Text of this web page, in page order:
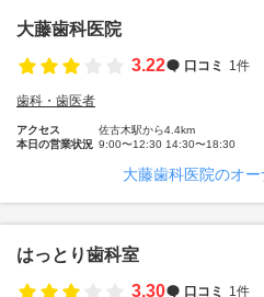
大藤歯科医院
3.22
口コミ 1件
歯科・歯医者
アクセス
佐古木駅から4.4km
本日の営業状況 9:00〜12:30 14:30〜18:30
大藤歯科医院のオ
はっとり歯科室
3.30
口コミ 1件